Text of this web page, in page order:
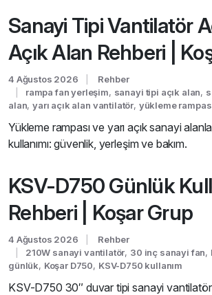
Sanayi Tipi Vantilatör
Açık Alan Rehberi |
4 Ağustos 2026
Rehber
rampa fan yerleşim, sanayi tipi açık alan,
alan,yarı açık alan vantilatör, yükleme
Yükleme rampası ve yarı açık sanayi
kullanımı: güvenlik, yerleşim ve bakım.
KSV-D750 Günlük
Rehberi | Koşar Grup
4 Ağustos 2026
Rehber
210W sanayi vantilatör, 30 inç sanayi fan,
günlük, Koşar D750, KSV-D750 kullanım
KSV-D750 30″ duvar tipi sanayi vantilatör